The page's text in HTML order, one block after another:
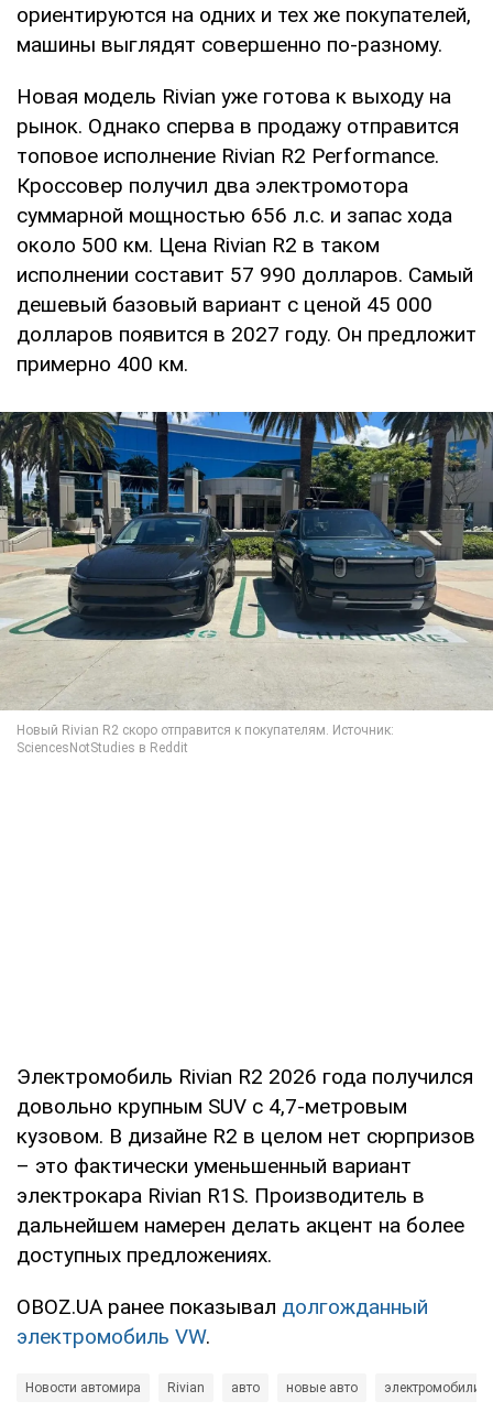
ориентируются на одних и тех же покупателей,
машины выглядят совершенно по-разному.
Новая модель Rivian уже готова к выходу на
рынок. Однако сперва в продажу отправится
топовое исполнение Rivian R2 Performance.
Кроссовер получил два электромотора
суммарной мощностью 656 л.с. и запас хода
около 500 км. Цена Rivian R2 в таком
исполнении составит 57 990 долларов. Самый
дешевый базовый вариант с ценой 45 000
долларов появится в 2027 году. Он предложит
примерно 400 км.
Электромобиль Rivian R2 2026 года получился
довольно крупным SUV с 4,7-метровым
кузовом. В дизайне R2 в целом нет сюрпризов
– это фактически уменьшенный вариант
электрокара Rivian R1S. Производитель в
дальнейшем намерен делать акцент на более
доступных предложениях.
OBOZ.UA ранее показывал долгожданный
электромобиль VW.
Новости автомира Rivian авто новые авто электромобили